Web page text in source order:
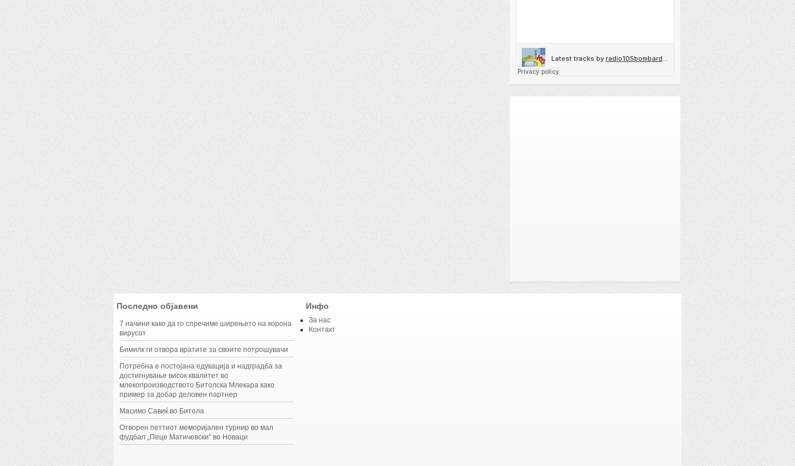
Последно објавени
7 начини како да го спречиме ширењето на корона
вирусот
Бимилк ги отвора вратите за своите потрошувачи
Потребна е постојана едукација и надградба за
достигнување висок квалитет во
млекопроизводството Битолска Млекара како
пример за добар деловен партнер
Масимо Савиќ во Битола
Отворен петтиот меморијален турнир во мал
фудбал „Пеце Матичевски“ во Новаци
Инфо
За нас
Контакт